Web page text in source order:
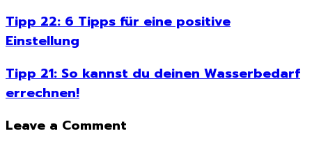
Tipp 22: 6 Tipps für eine positive
Einstellung
Tipp 21: So kannst du deinen Wasserbedarf
errechnen!
Leave a Comment